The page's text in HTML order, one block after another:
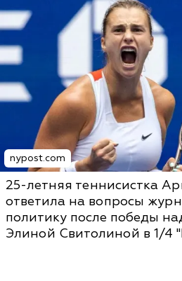
nypost.com
25-летняя теннисистка
ответила на вопросы
политику после победы
Элиной Свитолиной в 1/4